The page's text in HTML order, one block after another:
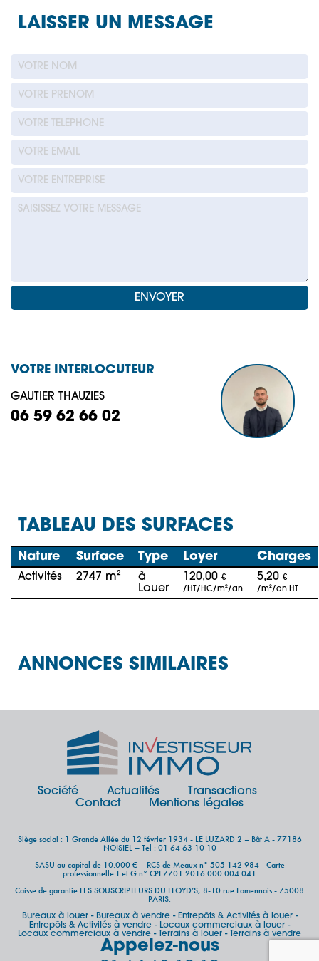
LAISSER UN MESSAGE
VOTRE INTERLOCUTEUR
GAUTIER THAUZIES
06 59 62 66 02
TABLEAU DES SURFACES
Nature Surface Type Loyer Charges
Activités 2747 m²
à
Louer
120,00 €
/HT/HC/m²/an
5,20 €
/m²/an HT
ANNONCES SIMILAIRES
Société Actualités
Transactions
Contact
Mentions légales
Siège social : 1 Grande Allée du 12 février 1934 - LE LUZARD 2 – Bât A - 77186
NOISIEL – Tel : 01 64 63 10 10
SASU au capital de 10.000 € – RCS de Meaux n° 505 142 984 - Carte
professionnelle T et G n° CPI 7701 2016 000 004 041
Caisse de garantie LES SOUSCRIPTEURS DU LLOYD’S, 8-10 rue Lamennais - 75008
PARIS.
Bureaux à louer- Bureaux à vendre- Entrepôts & Activités à louer-
Entrepôts & Activités à vendre - Locaux commerciaux à louer -
Locaux commerciaux à vendre - Terrains à louer - Terrains à vendre
Appelez-nous